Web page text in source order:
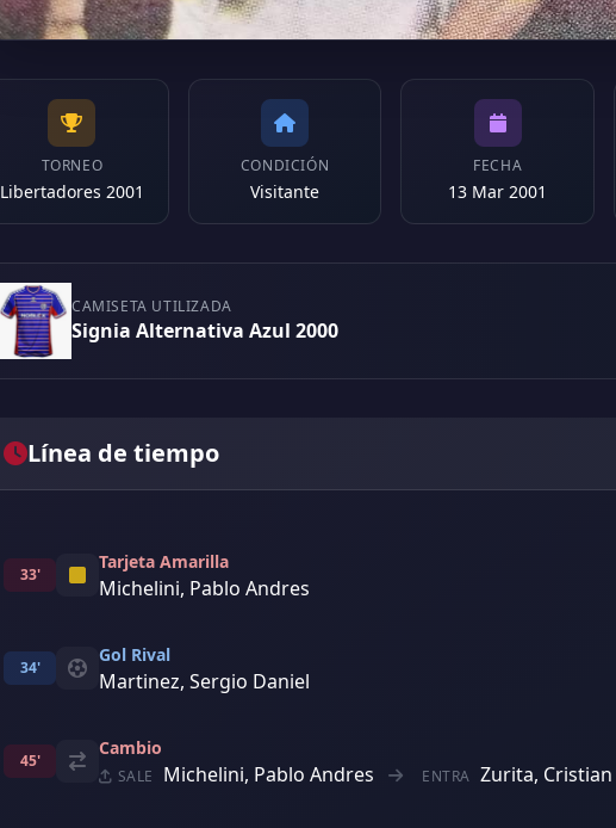
TORNEO
Libertadores 2001
CONDICIÓN
Visitante
FECHA
13 Mar 2001
CAMISETA UTILIZADA
Signia Alternativa Azul 2000
Línea de tiempo
33'
Tarjeta Amarilla
Michelini, Pablo Andres
34'
Gol Rival
Martinez, Sergio Daniel
45'
Cambio
SALE Michelini, Pablo Andres ENTRA Zurita,